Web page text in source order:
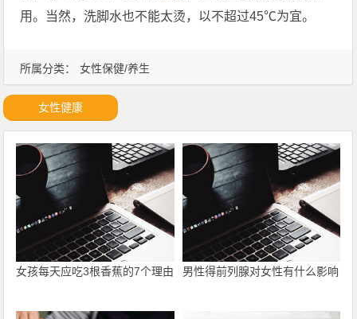
所属分类： 女性保健/养生
用。当然，洗脚水也不能太烫，以不超过45℃为宜。
女性健康
女孩每天应吃3根香蕉的7个理由 男性得前列腺对女性有什么影响